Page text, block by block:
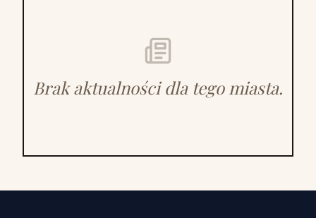
Brak aktualności dla tego miasta.